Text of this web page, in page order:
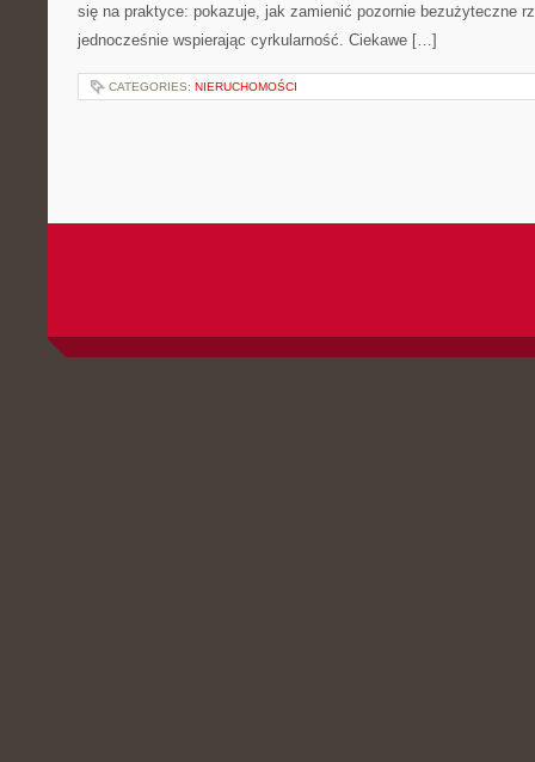
się na praktyce: pokazuje, jak zamienić pozornie bezużyteczne
jednocześnie wspierając cyrkularność. Ciekawe […]
CATEGORIES: NIERUCHOMOŚCI